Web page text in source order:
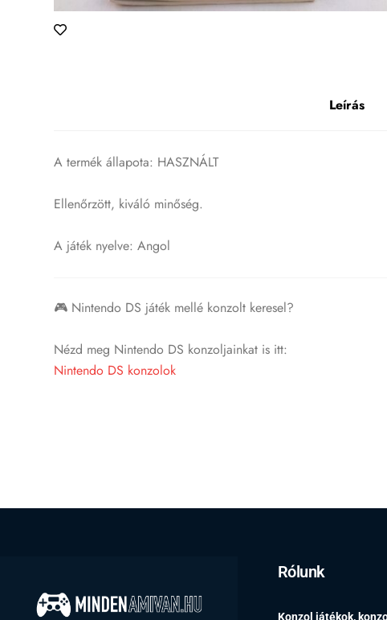
Leírás
A termék állapota: HASZNÁLT
Ellenőrzött, kiváló minőség.
A játék nyelve: Angol
🎮 Nintendo DS játék mellé konzolt keresel?
Nézd meg Nintendo DS konzoljainkat is itt:
Nintendo DS konzolok
Rólunk
Konzol játékok,